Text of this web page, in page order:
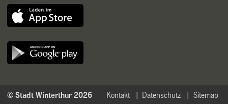
Sitemap
Datenschutz
Kontakt
© Stadt Winterthur 2026